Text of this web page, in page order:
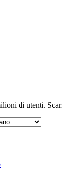
di utenti.